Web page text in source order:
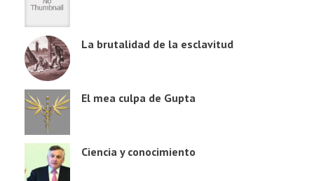
La brutalidad de la esclavitud
El mea culpa de Gupta
Ciencia y conocimiento